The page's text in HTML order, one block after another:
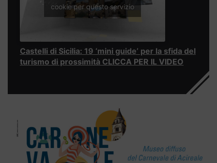
cookie per questo servizio
Castelli di Sicilia: 19 ‘mini guide’ per la sfida del
turismo di prossimità CLICCA PER IL VIDEO